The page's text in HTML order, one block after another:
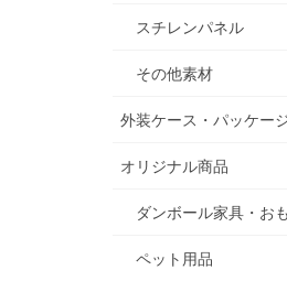
スチレンパネル
その他素材
外装ケース・パッケー
オリジナル商品
ダンボール家具・お
ペット用品